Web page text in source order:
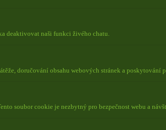
deaktivovat naši funkci živého chatu.
doručování obsahu webových stránek a poskytování
soubor cookie je nezbytný pro bezpečnost webu a